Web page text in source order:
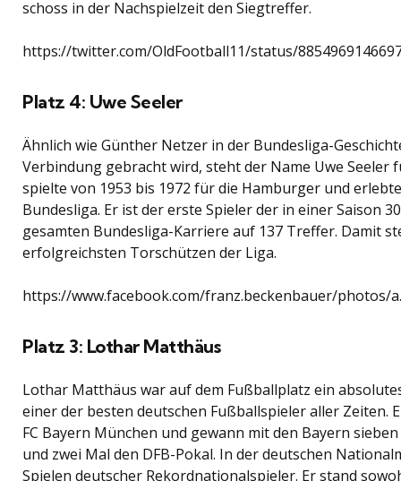
schoss in der Nachspielzeit den Siegtreffer.
https://twitter.com/OldFootball11/status/
Platz 4: Uwe Seeler
Ähnlich wie Günther Netzer in der Bundesliga-
Verbindung gebracht wird, steht der Name Uwe Seeler
spielte von 1953 bis 1972 für die Hamburger und
Bundesliga. Er ist der erste Spieler der in einer Saison
gesamten Bundesliga-Karriere auf 137 Treffer. Damit
erfolgreichsten Torschützen der Liga.
https://www.facebook.com/franz.beckenbauer/photos/
Platz 3: Lothar Matthäus
Lothar Matthäus war auf dem Fußballplatz ein
einer der besten deutschen Fußballspieler aller Zeiten.
FC Bayern München und gewann mit den Bayern
und zwei Mal den DFB-Pokal. In der deutschen
Spielen deutscher Rekordnationalspieler. Er stand